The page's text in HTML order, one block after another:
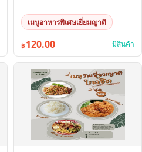
เมนูอาหารพิเศษเยี่ยมญาติ
฿ 120.00 มีสินค้า